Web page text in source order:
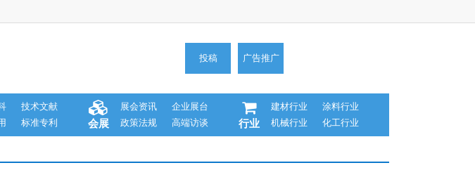
投稿 广告推广
技术文献
标准专利 会展
展会资讯
企业展台
政策法规
高端访谈 行业
建材行业
涂料行业
机械行业
化工行业